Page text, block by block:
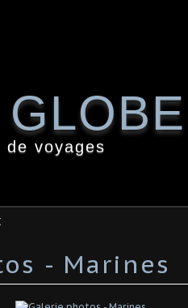
de voyages
- Marines